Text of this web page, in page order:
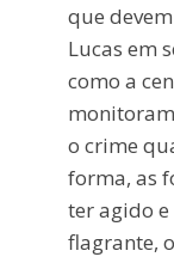
que
Lucas em
como a
o crime
forma, as
ter agido e
flagrante,